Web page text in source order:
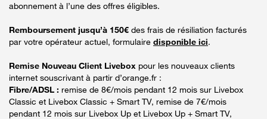
abonnement à l’une des offres éligibles.
Remboursement jusqu’à 150€ des frais de résiliation facturés
par votre opérateur actuel, formulaire disponible ici.
Remise Nouveau Client Livebox pour les nouveaux clients
internet souscrivant à partir d’orange.fr :
Fibre/ADSL : remise de 8€/mois pendant 12 mois sur Livebox
Classic et Livebox Classic + Smart TV, remise de 7€/mois
pendant 12 mois sur Livebox Up et Livebox Up + Smart TV,